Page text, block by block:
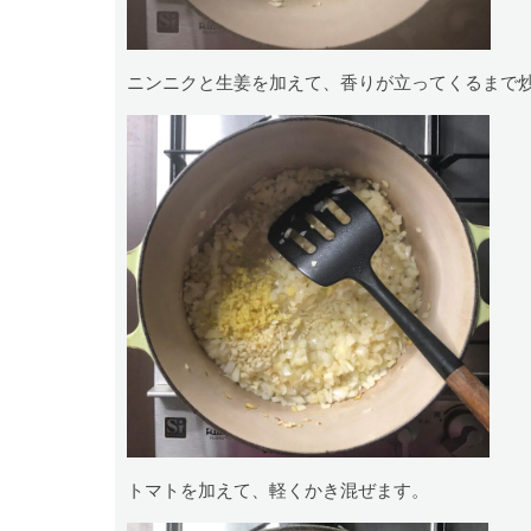
ニンニクと生姜を加えて、香りが立ってくるまで
トマトを加えて、軽くかき混ぜます。